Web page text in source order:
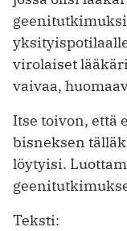
virolaiset
vaivaa,
Itse toivon, että
bisneksen
löytyisi.
Teksti: